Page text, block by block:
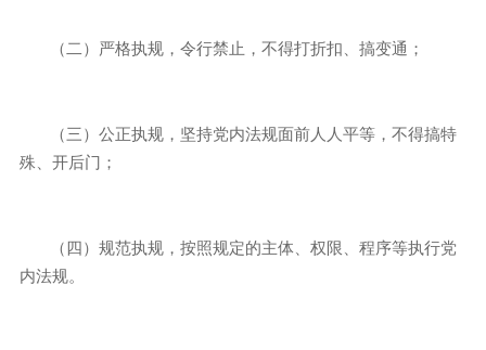
（二）严格执规，令行禁止，不得打折扣、搞变通；
（三）公正执规，坚持党内法规面前人人平等，不得搞特
殊、开后门；
（四）规范执规，按照规定的主体、权限、程序等执行党
内法规。